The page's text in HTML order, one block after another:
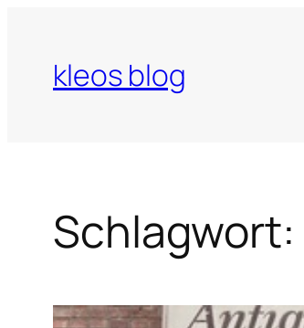
springenkleos blog
Schlagwort: